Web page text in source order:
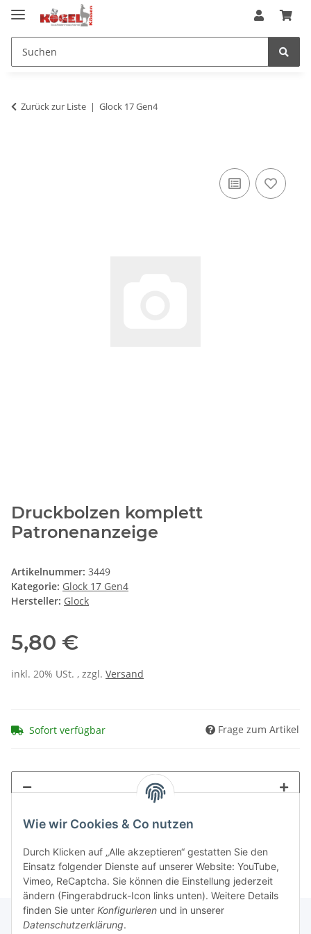
Wie wir Cookies & Co nutzen
Durch Klicken auf „Alle akzeptieren“ gestatten Sie den
Einsatz folgender Dienste auf unserer Website: YouTube,
Vimeo, ReCaptcha. Sie können die Einstellung jederzeit
ändern (Fingerabdruck-Icon links unten). Weitere Details
finden Sie unter Konfigurieren und in unserer
Datenschutzerklärung.
Zurück zur Liste Glock 17 Gen4
Druckbolzen komplett
Patronenanzeige
Artikelnummer: 3449
Kategorie: Glock 17 Gen4
Hersteller: Glock
5,80 €
inkl. 20% USt. , zzgl. Versand
Sofort verfügbar Frage zum Artikel